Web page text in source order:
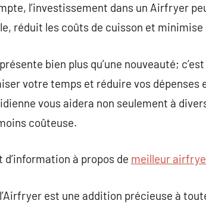
l’investissement dans un Airfryer
réduit les coûts de cuisson et
bien plus qu’une nouveauté;
votre temps et réduire vos dépenses
vous aidera non seulement à
coûteuse.
d’information à propos de meilleur
est une addition précieuse à